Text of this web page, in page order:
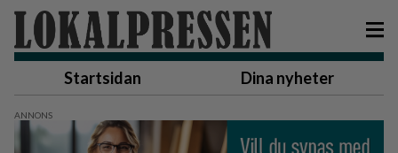
Startsidan Dina nyheter